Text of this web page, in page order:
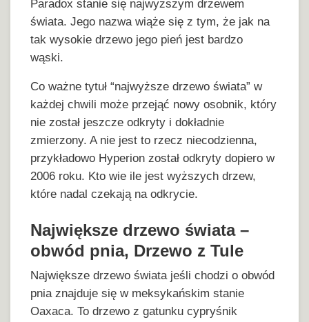
Paradox stanie się najwyższym drzewem
świata. Jego nazwa wiąże się z tym, że jak na
tak wysokie drzewo jego pień jest bardzo
wąski.
Co ważne tytuł “najwyższe drzewo świata” w
każdej chwili może przejąć nowy osobnik, który
nie został jeszcze odkryty i dokładnie
zmierzony. A nie jest to rzecz niecodzienna,
przykładowo Hyperion został odkryty dopiero w
2006 roku. Kto wie ile jest wyższych drzew,
które nadal czekają na odkrycie.
Największe drzewo świata –
obwód pnia, Drzewo z Tule
Największe drzewo świata jeśli chodzi o obwód
pnia znajduje się w meksykańskim stanie
Oaxaca. To drzewo z gatunku cypryśnik